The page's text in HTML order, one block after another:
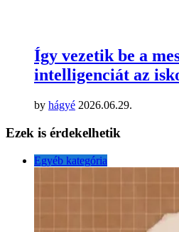
Így vezetik be a
intelligenciát az
by hágyé 2026.06.29.
Ezek is érdekelhetik
Egyéb kategória